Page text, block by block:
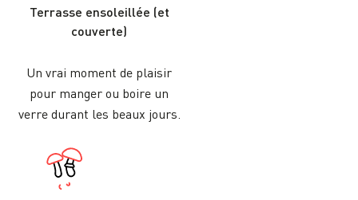
Terrasse ensoleillée (et
couverte)
Un vrai moment de plaisir
pour manger ou boire un
verre durant les beaux jours.